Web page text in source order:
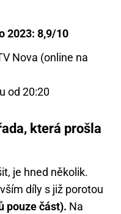
2023: 8,9/10
Nova (online na
od 20:20
která prošla
je hned několik.
díly s již porotou
pouze část). Na